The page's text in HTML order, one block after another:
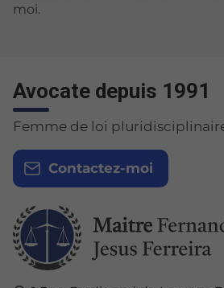
moi.
Avocate depuis 1991
Femme de loi
Contactez-moi